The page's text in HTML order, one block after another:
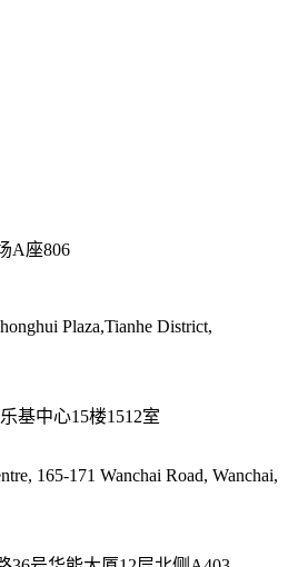
A座806
Plaza,Tianhe District,
基中心15楼1512室
165-171 Wanchai Road, Wanchai,